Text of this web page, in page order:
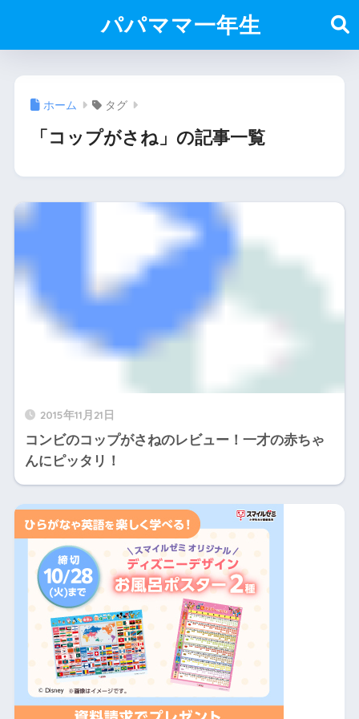
パパママ一年生
ホーム タグ
「コップがさね」の記事一覧
2015年11月21日
コンビのコップがさねのレビュー！一才の赤ちゃ
んにピッタリ！